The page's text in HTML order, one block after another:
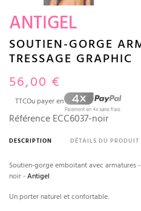
ANTIGEL
SOUTIEN-GORGE
TRESSAGE GRAPHIC
56,00 €
TTCOu payer en
Référence ECC6037-noir
DESCRIPTION DÉTAILS DU PRODUIT
Soutien-gorge emboitant avec armatures
noir -Antigel
Un porter naturel et confortable.